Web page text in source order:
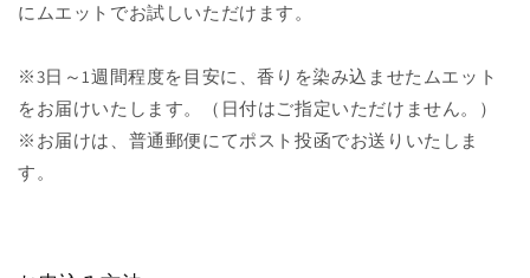
にムエットでお試しいただけます。
※3日～1週間程度を目安に、香りを染み込ませたムエット
をお届けいたします。（日付はご指定いただけません。）
※お届けは、普通郵便にてポスト投函でお送りいたしま
す。